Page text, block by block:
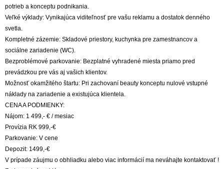
potrieb a konceptu podnikania.
Veľké výklady: Vynikajúca viditeľnosť pre vašu reklamu a dostatok denného
svetla.
Kompletné zázemie: Skladové priestory, kuchynka pre zamestnancov a
sociálne zariadenie (WC).
Bezproblémové parkovanie: Bezplatné vyhradené miesta priamo pred
prevádzkou pre vás aj vašich klientov.
Možnosť okamžitého štartu: Pri zachovaní beauty konceptu nulové vstupné
náklady na zariadenie a existujúca klientela.
CENA A PODMIENKY:
Nájom: 1 499,- € / mesiac
Provízia RK 999,-€
Parkovanie: V cene
Depozit: 1499,-€
V prípade záujmu o obhliadku alebo viac informácií ma neváhajte kontaktovať !